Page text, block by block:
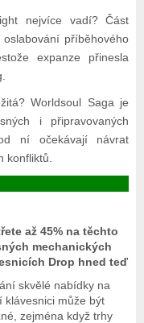
nejvíce vadí? Část
příběhového
expanze přinesla
Worldsoul Saga je
i připravovaných
ní očekávají návrat
konfliktů.
až 45% na těchto
mechanických
Drop hned teď
skvělé nabídky na
klávesnici může být
zejména když trhy